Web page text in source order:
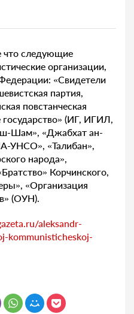
что следующие
организации,
«Свидетели
партия,
повстанческая
(ИГ, ИГИЛ,
Шам», «Джабхат ан-
УНСО», «Талибан»,
народа»,
Корчинского,
«Организация
(ОУН).
aleksandr-
kommunisticheskoj-